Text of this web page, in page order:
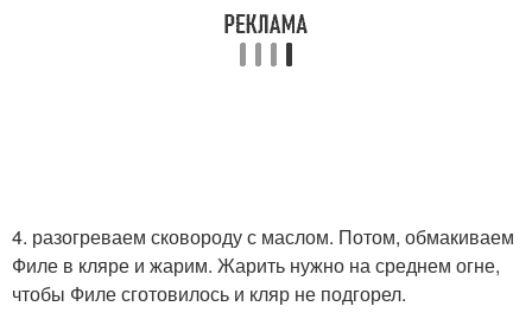
4. разогреваем сковороду с маслом. Потом, обмакиваем
Филе в кляре и жарим. Жарить нужно на среднем огне,
чтобы Филе сготовилось и кляр не подгорел.